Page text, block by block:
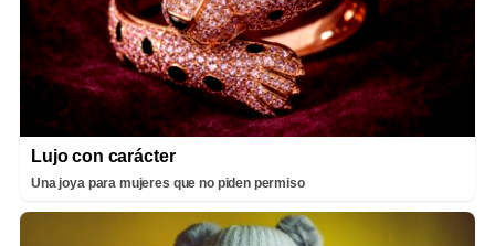
Lujo con carácter
Una joya para mujeres que no piden permiso